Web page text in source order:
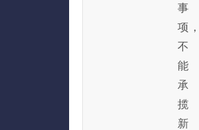
事
项，
不
能
承
揽
新